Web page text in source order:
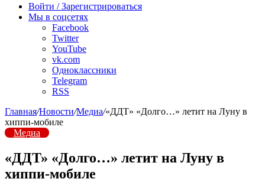
радио
Войти / Зарегистрироваться
Мы в соцсетях
Facebook
Twitter
YouTube
vk.com
Одноклассники
Telegram
RSS
Главная/Новости/Медиа/«ДДТ» «Долго…» летит на Луну в
хиппи-мобиле
Медиа
«ДДТ» «Долго…» летит на Луну в
хиппи-мобиле